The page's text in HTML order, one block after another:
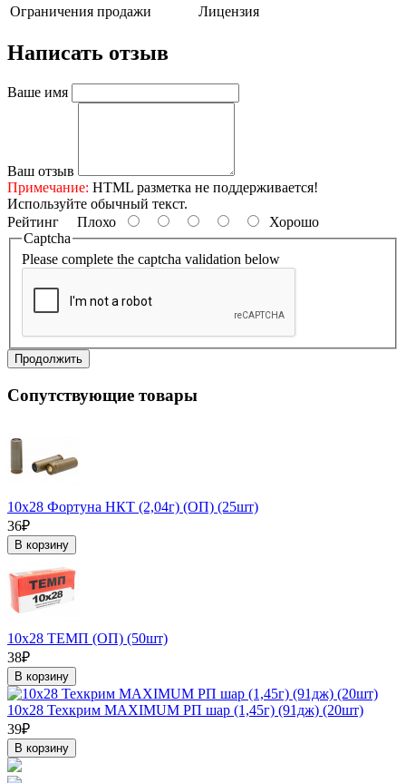
Ограничения продажи
Лицензия
Написать отзыв
Ваше имя
Ваш отзыв
Примечание: HTML разметка не поддерживается!
Используйте обычный текст.
Рейтинг Плохо
Хорошо
Captcha
Please complete the captcha validation below
Продолжить
Сопутствующие товары
10х28 Фортуна НКТ (2,04г) (ОП) (25шт)
36₽
В корзину
10х28 ТЕМП (ОП) (50шт)
38₽
В корзину
10х28 Техкрим MAXIMUM РП шар (1,45г) (91дж) (20шт)
39₽
В корзину